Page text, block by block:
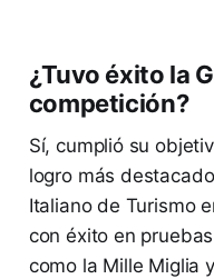
¿Tuvo éxito la
competición?
Sí, cumplió su
logro más
Italiano de Turismo
con éxito en
como la Mille Miglia